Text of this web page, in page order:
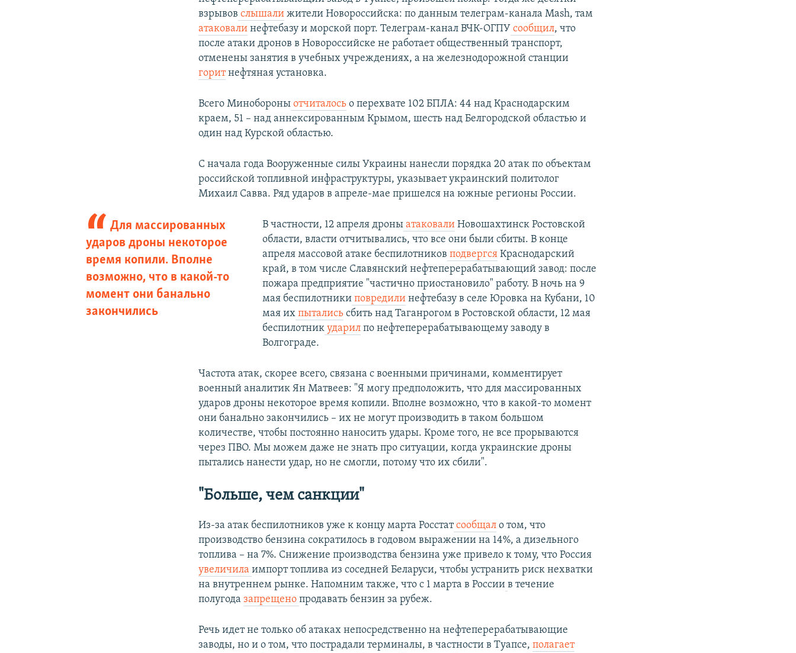
взрывов слышали жители Новороссийска: по данным телеграм-канала Mash, там
атаковали нефтебазу и морской порт. Телеграм-канал ВЧК-ОГПУ сообщил, что
после атаки дронов в Новороссийске не работает общественный транспорт,
отменены занятия в учебных учреждениях, а на железнодорожной станции
горитнефтяная установка.
Всего Минобороны отчиталось о перехвате 102 БПЛА: 44 над Краснодарским
краем, 51 – над аннексированным Крымом, шесть над Белгородской областью и
один над Курской областью.
С начала года Вооруженные силы Украины нанесли порядка 20 атак по объектам
российской топливной инфраструктуры, указывает украинский политолог
Михаил Савва. Ряд ударов в апреле-мае пришелся на южные регионы России.
Для массированных
ударов дроны некоторое
время копили. Вполне
возможно, что в какой-то
момент они банально
закончились
В частности, 12 апреля дроныатаковалиНовошахтинск Ростовской
области, власти отчитывались, что все они были сбиты. В конце
апреля массовой атаке беспилотников подвергсяКраснодарский
край, в том числе Славянский нефтеперерабатывающий завод: после
пожара предприятие "частично приостановило" работу. В ночь на 9
мая беспилотникиповредилинефтебазу в селе Юровка на Кубани, 10
мая ихпыталисьсбить над Таганрогом в Ростовской области, 12 мая
беспилотникударилпо нефтеперерабатывающему заводу в
Волгограде.
Частота атак, скорее всего, связана с военными причинами, комментирует
военный аналитик Ян Матвеев: "Я могу предположить, что для массированных
ударов дроны некоторое время копили. Вполне возможно, что в какой-то момент
они банально закончились – их не могут производить в таком большом
количестве, чтобы постоянно наносить удары. Кроме того, не все прорываются
через ПВО. Мы можем даже не знать про ситуации, когда украинские дроны
пытались нанести удар, но не смогли, потому что их сбили".
"Больше, чем санкции"
Из-за атак беспилотников уже к концу марта Росстатсообщал о том, что
производство бензина сократилось в годовом выражении на 14%, а дизельного
топлива – на 7%. Снижение производства бензина уже привело к тому, что Россия
увеличилаимпорт топлива из соседней Беларуси, чтобы устранить риск нехватки
на внутреннем рынке. Напомним также, что с 1 марта в России в течение
полугодазапрещенопродавать бензин за рубеж.
Речь идет не только об атаках непосредственно на нефтеперерабатывающие
заводы, но и о том, что пострадали терминалы, в частности в Туапсе,полагает